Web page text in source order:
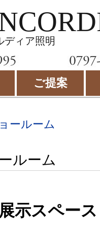
ディア照明
ご提案
ールーム
ルーム
示スペース